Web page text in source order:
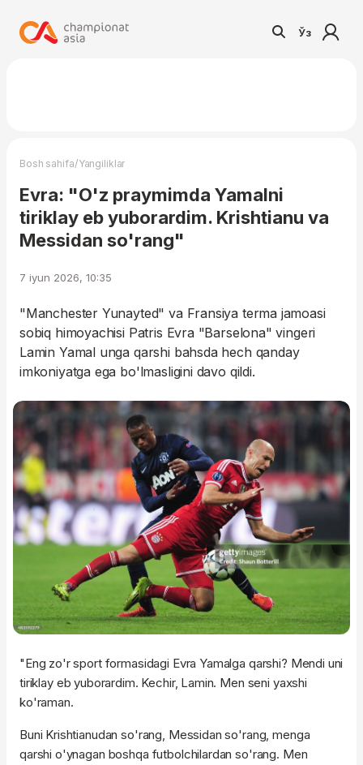
Ўз
Bosh sahifa/Yangiliklar
Evra: "O'z praymimda Yamalni
tiriklay eb yuborardim. Krishtianu va
Messidan so'rang"
7 iyun 2026, 10:35
"Manchester Yunayted" va Fransiya terma jamoasi
sobiq himoyachisi Patris Evra "Barselona" vingeri
Lamin Yamal unga qarshi bahsda hech qanday
imkoniyatga ega bo'lmasligini davo qildi.
"Eng zo'r sport formasidagi Evra Yamalga qarshi? Mendi uni
tiriklay eb yuborardim. Kechir, Lamin. Men seni yaxshi
ko'raman.
Buni Krishtianudan so'rang, Messidan so'rang, menga
qarshi o'ynagan boshqa futbolchilardan so'rang. Men